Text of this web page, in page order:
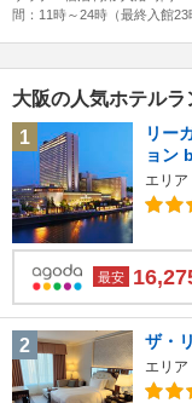
間：11時～24時（最終入館23
大阪の人気ホテルラ
1
リー
ョン
エリア
最安
2 ザ・
エリア